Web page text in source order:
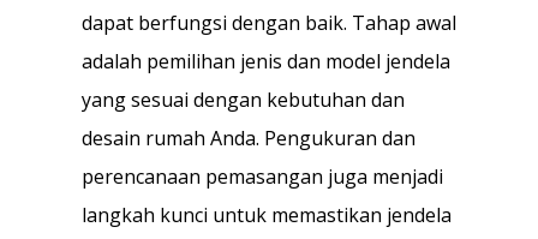
dapat berfungsi dengan baik. Tahap awal
adalah pemilihan jenis dan model jendela
yang sesuai dengan kebutuhan dan
desain rumah Anda. Pengukuran dan
perencanaan pemasangan juga menjadi
langkah kunci untuk memastikan jendela